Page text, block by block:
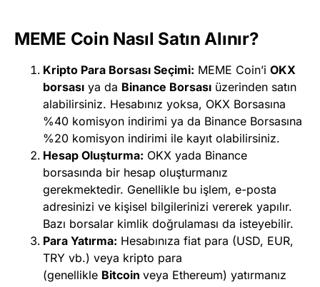
MEME Coin Nasıl Satın Alınır?
Kripto Para Borsası Seçimi: MEME Coin’i OKX
borsası ya da Binance Borsası üzerinden satın
alabilirsiniz. Hesabınız yoksa, OKX Borsasına
%40 komisyon indirimi ya da Binance Borsasına
%20 komisyon indirimi ile kayıt olabilirsiniz.
Hesap Oluşturma: OKX yada Binance
borsasında bir hesap oluşturmanız
gerekmektedir. Genellikle bu işlem, e-posta
adresinizi ve kişisel bilgilerinizi vererek yapılır.
Bazı borsalar kimlik doğrulaması da isteyebilir.
Para Yatırma: Hesabınıza fiat para (USD, EUR,
TRY vb.) veya kripto para
(genellikle Bitcoin veya Ethereum) yatırmanız